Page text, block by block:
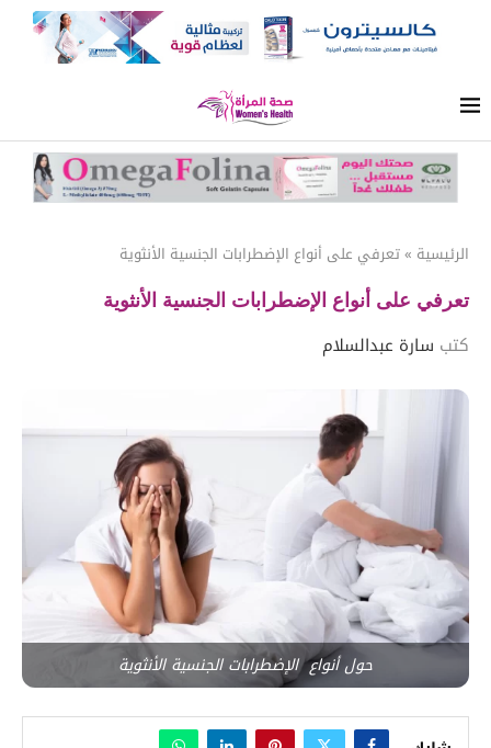
الرئيسية »تعرفي على أنواع الإضطرابات الجنسية الأنثوية
تعرفي على أنواع الإضطرابات الجنسية الأنثوية
كتب سارة عبدالسلام
حول أنواع الإضطرابات الجنسية الأنثوية